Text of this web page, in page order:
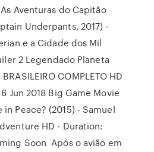
Aventuras do Capitão
Underpants, 2017) -
e a Cidade dos Mil
2 Legendado Planeta
COMPLETO HD
Jun 2018 Big Game Movie
in Peace? (2015) - Samuel
HD - Duration:
Soon Após o avião em